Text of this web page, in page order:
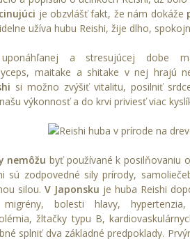
je obzvlášť fakt, že nám dokáže
užíva hubu Reishi, žije dlho,
a stresujúcej dobe
, maitake a shitake v nej hrajú
si možno zvýšiť vitalitu, posilniť
výkonnosť a do krvi priviesť viac
nemôžu byť používané k posilňovaniu
sú zodpovedné sily prírody,
silou. V Japonsku je huba Reishi
bolesti hlavy,
žltačky typu B,
splniť dva základné predpoklady.